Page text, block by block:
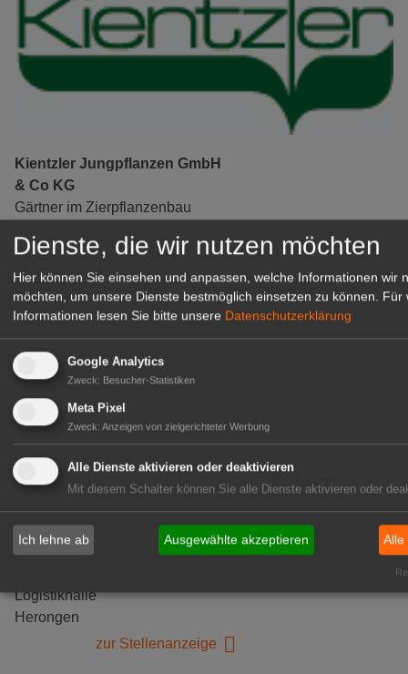
Kientzler Jungpflanzen GmbH
& Co KG
Gärtner im Zierpflanzenbau
(m/w/d)
Gensingen
zur Stellenanzeige
Gärtnerei Hanns
Logistikhalle
Herongen
zur Stellenanzeige
Dienste, die wir nutzen möchten
Hier können Sie einsehen und anpassen, welche Informationen wir
möchten, um unsere Dienste bestmöglich einsetzen zu können.
Für
Informationen lesen Sie bitte unsere Datenschutzerklärung
Google Analytics
Zweck: Besucher-Statistiken
Meta Pixel
Zweck: Anzeigen von zielgerichteter Werbung
Alle Dienste aktivieren oder deaktivieren
Mit diesem Schalter können Sie alle Dienste aktivieren oder
Ich lehne ab Ausgewählte akzeptieren Alle